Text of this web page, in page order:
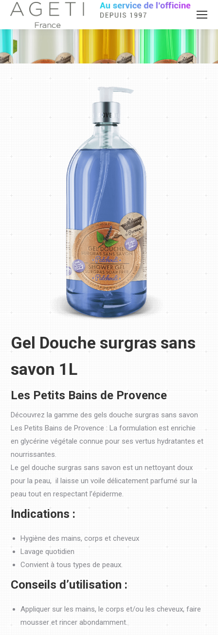
Gel Douche surgras sans
savon 1L
Les Petits Bains de Provence
Découvrez la gamme des gels douche surgras sans savon
Les Petits Bains de Provence : La formulation est enrichie
en glycérine végétale connue pour ses vertus hydratantes et
nourrissantes.
Le gel douche surgras sans savon est un nettoyant doux
pour la peau, il laisse un voile délicatement parfumé sur la
peau tout en respectant l’épiderme.
Indications :
Hygiène des mains, corps et cheveux
Lavage quotidien
Convient à tous types de peaux.
Conseils d’utilisation :
Appliquer sur les mains, le corps et/ou les cheveux, faire
mousser et rincer abondamment.